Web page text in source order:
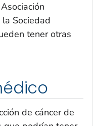
Sociedad
tener otras
de cáncer de